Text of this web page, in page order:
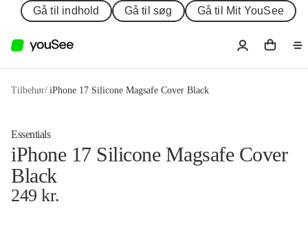
Gå til indhold Gå til søg Gå til Mit YouSee
Tilbehør/ iPhone 17 Silicone Magsafe Cover Black
Essentials
iPhone 17 Silicone Magsafe Cover
Black
249kr.